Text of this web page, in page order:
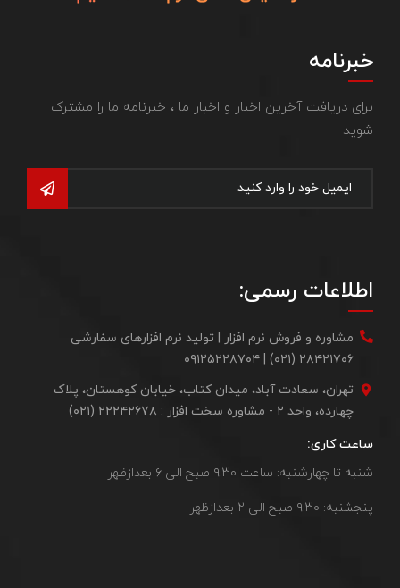
خبرنامه
برای دریافت آخرین اخبار و اخبار ما ، خبرنامه ما را مشترک
شوید
اطلاعات رسمی:
مشاوره و فروش نرم افزار | تولید نرم افزارهای سفارشی
۲۸۴۲۱۷۰۶ (۰۲۱) | ۰۹۱۲۵۲۲۸۷۰۴
تهران، سعادت آباد، میدان کتاب، خیابان کوهستان، پلاک
چهارده، واحد ۲ - مشاوره سخت افزار : ۲۲۲۴۲۶۷۸ (۰۲۱)
ساعت کاری:
شنبه تا چهارشنبه: ساعت ۹:۳۰ صبح الی ۶ بعدازظهر
پنجشنبه: ۹:۳۰ صبح الی ۲ بعدازظهر